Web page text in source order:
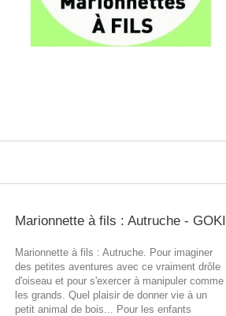
Marionnette à fils : Autruche - GOKI
Marionnette à fils : Autruche. Pour imaginer
des petites aventures avec ce vraiment drôle
d'oiseau et pour s'exercer à manipuler comme
les grands. Quel plaisir de donner vie à un
petit animal de bois... Pour les enfants